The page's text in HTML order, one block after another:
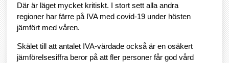
Där är läget mycket kritiskt. I stort sett alla andra
regioner har färre på IVA med covid-19 under hösten
jämfört med våren.
Skälet till att antalet IVA-värdade också är en osäkert
jämförelsesiffra beror på att fler personer får god vård